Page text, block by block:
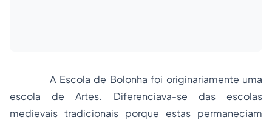
A Escola de Bolonha foi originariamente uma
escola de Artes. Diferenciava-se das escolas
medievais tradicionais porque estas permaneciam